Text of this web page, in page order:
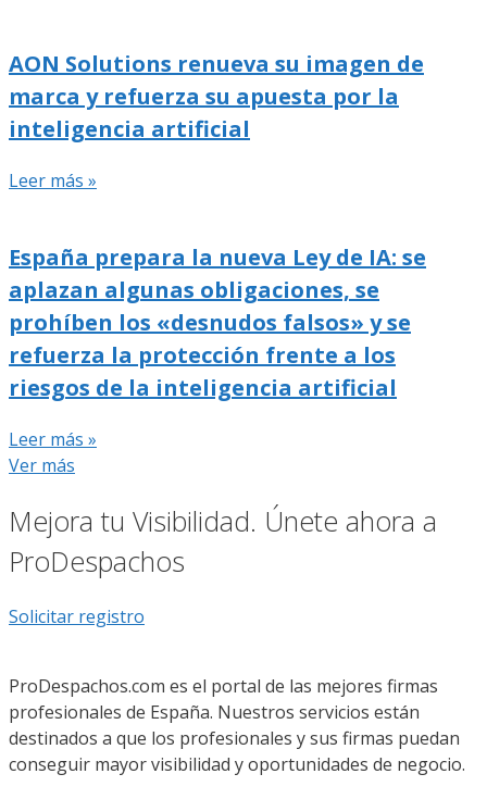
AON Solutions renueva su imagen de
marca y refuerza su apuesta por la
inteligencia artificial
Leer más »
España prepara la nueva Ley de IA: se
aplazan algunas obligaciones, se
prohíben los «desnudos falsos» y se
refuerza la protección frente a los
riesgos de la inteligencia artificial
Leer más »
Ver más
Mejora tu Visibilidad. Únete ahora a
ProDespachos
Solicitar registro
ProDespachos.com es el portal de las mejores firmas
profesionales de España. Nuestros servicios están
destinados a que los profesionales y sus firmas puedan
conseguir mayor visibilidad y oportunidades de negocio.